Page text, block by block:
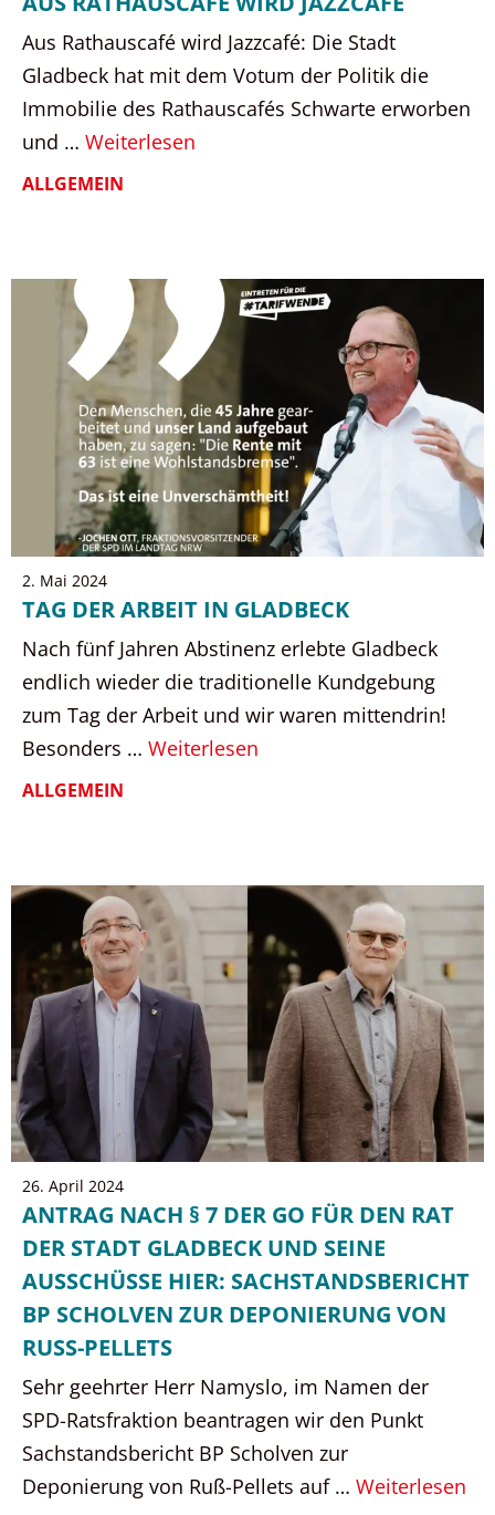
Aus Rathauscafé wird Jazzcafé: Die Stadt
Gladbeck hat mit dem Votum der Politik die
Immobilie des Rathauscafés Schwarte erworben
und … Weiterlesen
ALLGEMEIN
2. Mai 2024
TAG DER ARBEIT IN GLADBECK
Nach fünf Jahren Abstinenz erlebte Gladbeck
endlich wieder die traditionelle Kundgebung
zum Tag der Arbeit und wir waren mittendrin!
Besonders … Weiterlesen
ALLGEMEIN
26. April 2024
ANTRAG NACH § 7 DER GO FÜR DEN RAT
DER STADT GLADBECK UND SEINE
AUSSCHÜSSE HIER: SACHSTANDSBERICHT
BP SCHOLVEN ZUR DEPONIERUNG VON
RUSS-PELLETS
Sehr geehrter Herr Namyslo, im Namen der
SPD-Ratsfraktion beantragen wir den Punkt
Sachstandsbericht BP Scholven zur
Deponierung von Ruß-Pellets auf … Weiterlesen